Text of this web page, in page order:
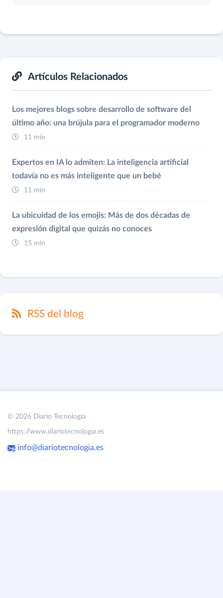
Artículos Relacionados
Los mejores blogs sobre desarrollo de software del
último año: una brújula para el programador moderno
11 min
Expertos en IA lo admiten: La inteligencia artificial
todavía no es más inteligente que un bebé
11 min
La ubicuidad de los emojis: Más de dos décadas de
expresión digital que quizás no conoces
15 min
RSS del blog
© 2026 Diario Tecnología
https://www.diariotecnologia.es
info@diariotecnologia.es